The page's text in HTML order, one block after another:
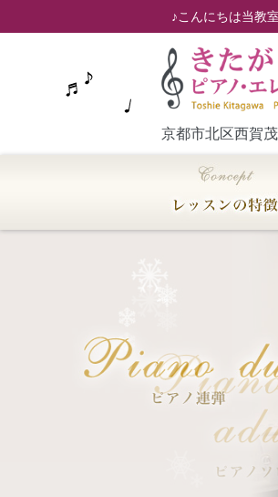
♪こんにちは当教
京都市北区西賀